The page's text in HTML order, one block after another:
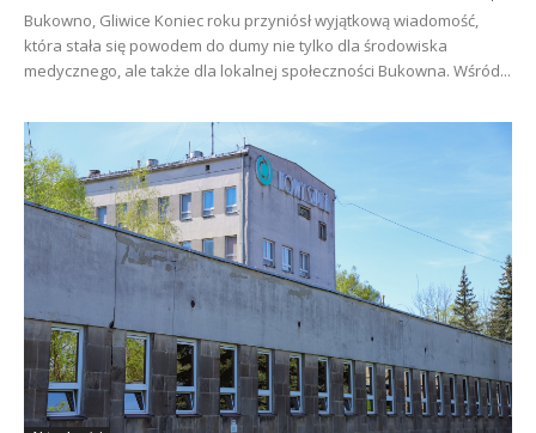
Bukowno, Gliwice Koniec roku przyniósł wyjątkową wiadomość,
która stała się powodem do dumy nie tylko dla środowiska
medycznego, ale także dla lokalnej społeczności Bukowna. Wśród...